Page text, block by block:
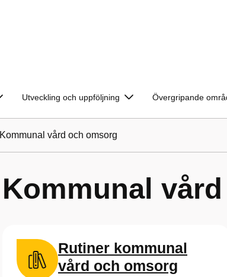
Utveckling och uppföljning Övergripande
Kommunal vård och omsorg
Kommunal
Rutiner kommunal
vård och omsorg